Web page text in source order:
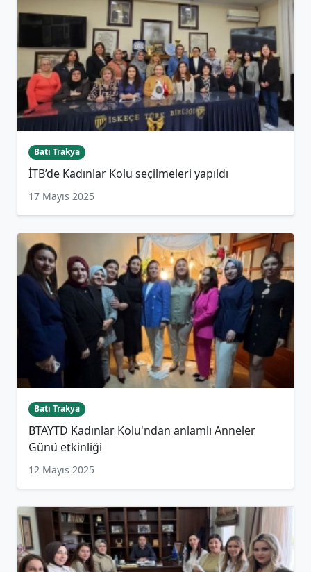
Batı Trakya
İTB’de Kadınlar Kolu seçilmeleri yapıldı
17 Mayıs 2025
Batı Trakya
BTAYTD Kadınlar Kolu'ndan anlamlı Anneler
Günü etkinliği
12 Mayıs 2025